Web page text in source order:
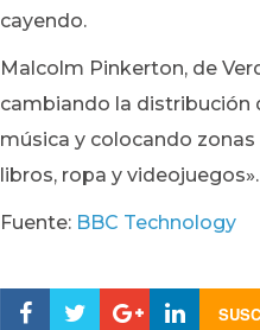
cayendo.
Malcolm Pinkerton, de
cambiando la distribución
música y colocando
libros, ropa y videojuegos».
Fuente: BBC Technology